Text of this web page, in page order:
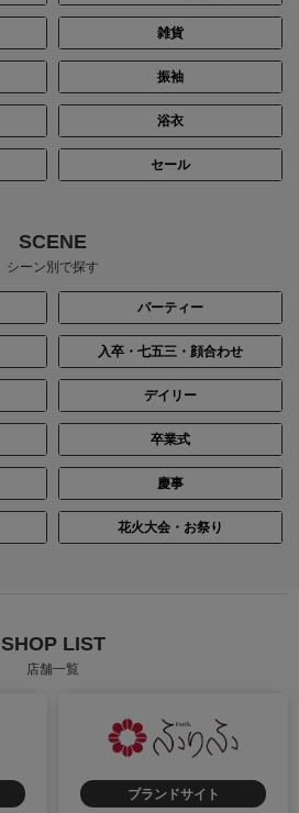
雑貨
振袖
浴衣
セール
SCENE
シーン別で探す
パーティー
入卒・七五三・顔合わせ
デイリー
卒業式
慶事
花火大会・お祭り
SHOP LIST
店舗一覧
ブランドサイト